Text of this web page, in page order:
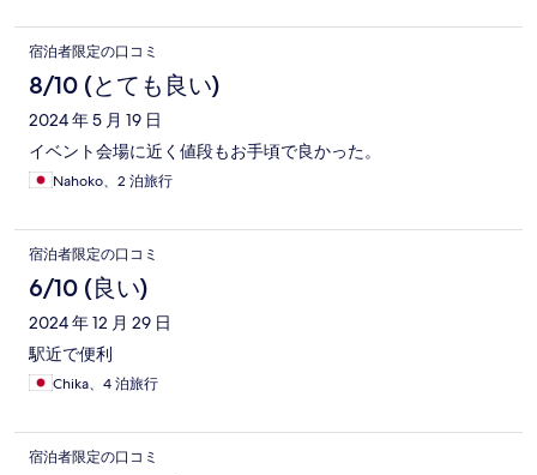
宿泊者限定の口コミ
8/10 (とても良い)
2024 年 5 月 19 日
イベント会場に近く値段もお手頃で良かった。
Nahoko、2 泊旅行
宿泊者限定の口コミ
6/10 (良い)
2024 年 12 月 29 日
駅近で便利
Chika、4 泊旅行
宿泊者限定の口コミ